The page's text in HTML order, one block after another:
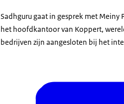
Sadhguru gaat in gesprek met Meiny
het hoofdkantoor van Koppert,
bedrijven zijn aangesloten bij het